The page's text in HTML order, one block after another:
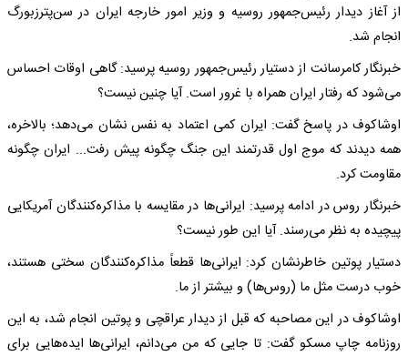
از آغاز دیدار رئیس‌جمهور روسیه و وزیر امور خارجه ایران در سن‌پترزبورگ
انجام شد.
خبرنگار کامرسانت از دستیار رئیس‌جمهور روسیه پرسید: گاهی اوقات احساس
می‌شود که رفتار ایران همراه با غرور است. آیا چنین نیست؟
اوشاکوف در پاسخ گفت: ایران کمی اعتماد به نفس نشان می‌دهد؛ بالاخره،
همه دیدند که موج اول قدرتمند این جنگ چگونه پیش رفت... ایران چگونه
مقاومت کرد.
خبرنگار روس در ادامه پرسید: ایرانی‌ها در مقایسه با مذاکره‌کنندگان آمریکایی
پیچیده به نظر می‌رسند. آیا این طور نیست؟
دستیار پوتین خاطرنشان کرد: ایرانی‌ها قطعاً مذاکره‌کنندگان سختی هستند،
خوب درست مثل ما (روس‌ها) و بیشتر از ما.
اوشاکوف در این مصاحبه که قبل از دیدار عراقچی و پوتین انجام شد، به این
روزنامه چاپ مسکو گفت:‌ تا جایی که من می‌دانم، ایرانی‌ها ایده‌هایی برای